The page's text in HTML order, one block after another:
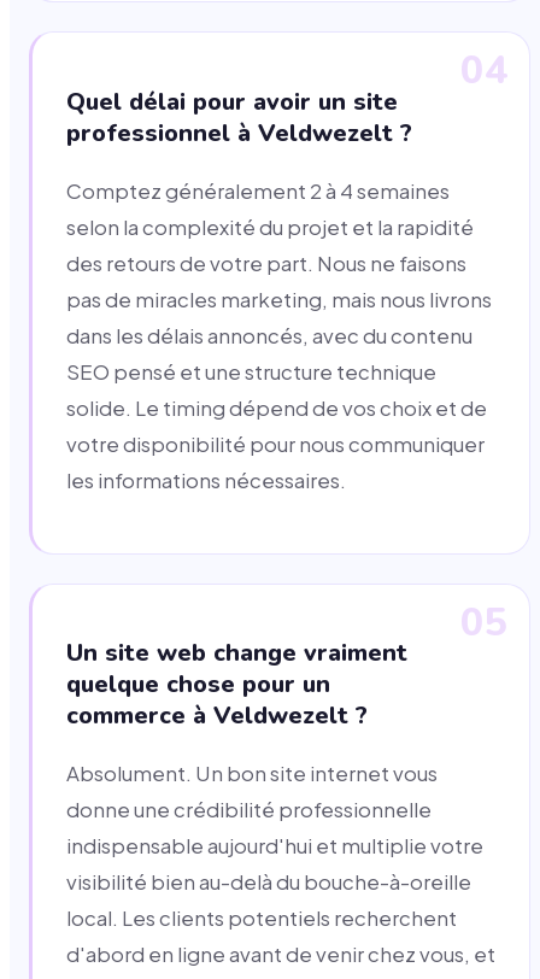
04
Quel délai pour avoir un site
professionnel à Veldwezelt ?
Comptez généralement 2 à 4 semaines
selon la complexité du projet et la rapidité
des retours de votre part. Nous ne faisons
pas de miracles marketing, mais nous livrons
dans les délais annoncés, avec du contenu
SEO pensé et une structure technique
solide. Le timing dépend de vos choix et de
votre disponibilité pour nous communiquer
les informations nécessaires.
05
Un site web change vraiment
quelque chose pour un
commerce à Veldwezelt ?
Absolument. Un bon site internet vous
donne une crédibilité professionnelle
indispensable aujourd'hui et multiplie votre
visibilité bien au-delà du bouche-à-oreille
local. Les clients potentiels recherchent
d'abord en ligne avant de venir chez vous, et